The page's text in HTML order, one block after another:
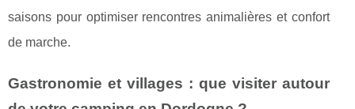
saisons pour optimiser rencontres animalières et confort
de marche.
Gastronomie et villages : que visiter autour